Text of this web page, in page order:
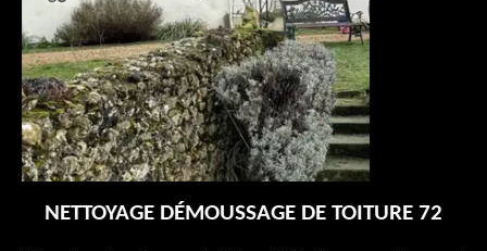
NETTOYAGE DÉMOUSSAGE DE TOITURE 72